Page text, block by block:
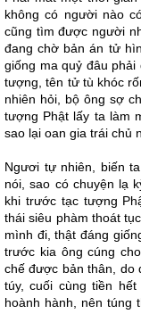
không có người nào
cũng tìm được người
đang chờ bản án tử
giống ma quỷ đâu
tượng, tên tử tù khóc
nhiên hỏi, bộ ông sợ
tượng Phật lấy ta làm
sao lại oan gia trái chủ
Ngươi tự nhiên, biến
nói, sao có chuyện lạ
khi trước tạc tượng
thái siêu phàm thoát
mình đi, thật đáng
trước kia ông cúng
chế được bản thân, do
túy, cuối cùng tiền
hoành hành, nên túng